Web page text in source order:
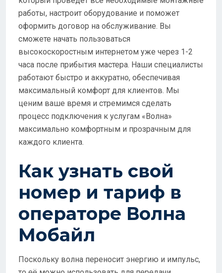
работы, настроит оборудование и поможет
оформить договор на обслуживание. Вы
сможете начать пользоваться
высокоскоростным интернетом уже через 1-2
часа после прибытия мастера. Наши специалисты
работают быстро и аккуратно, обеспечивая
максимальный комфорт для клиентов. Мы
ценим ваше время и стремимся сделать
процесс подключения к услугам «Волна»
максимально комфортным и прозрачным для
каждого клиента.
Как узнать свой
номер и тариф в
операторе Волна
Мобайл
Поскольку волна переносит энергию и импульс,